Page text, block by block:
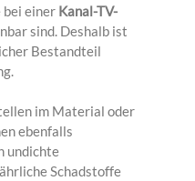
bei einer Kanal-TV-
sind. Deshalb ist
Bestandteil
im Material oder
ebenfalls
undichte
Schadstoffe